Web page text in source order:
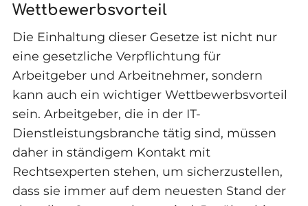
Wettbewerbsvorteil
Die Einhaltung dieser Gesetze ist nicht nur
eine gesetzliche Verpflichtung für
Arbeitgeber und Arbeitnehmer, sondern
kann auch ein wichtiger Wettbewerbsvorteil
sein. Arbeitgeber, die in der IT-
Dienstleistungsbranche tätig sind, müssen
daher in ständigem Kontakt mit
Rechtsexperten stehen, um sicherzustellen,
dass sie immer auf dem neuesten Stand der